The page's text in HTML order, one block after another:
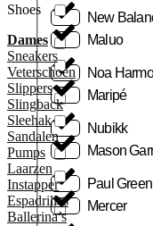
New
Noa
Nubikk
Paul Green
Maluo
Maripé
Mason
Mercer
Shoes
Dames
Sneakers
Veterschoen
Slippers
Slingback
Sleehak
Sandalen
Pumps
Laarzen
Instapper
Espadrilles
Ballerina’s